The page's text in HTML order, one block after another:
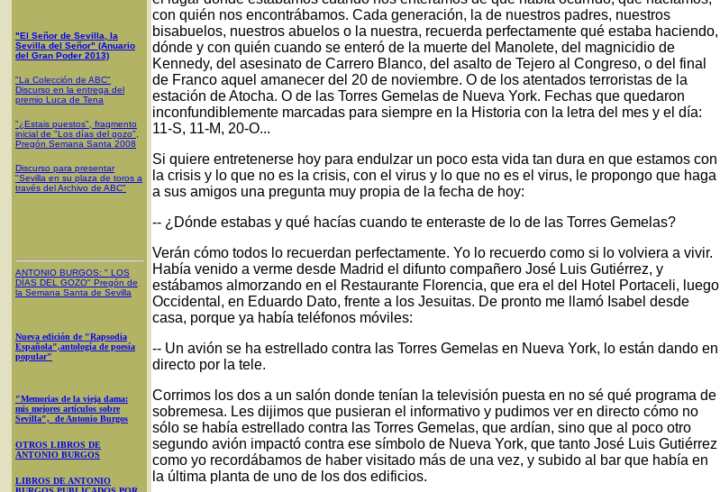
"El Señor de Sevilla, la
Sevilla del Señor" (Anuario
del Gran Poder 2013)
"La Colección de ABC"
Discurso en la entrega del
premio Luca de Tena
"¿Estais puestos", fragmento
inicial de "Los días del gozo",
Pregón Semana Santa 2008
Discurso para presentar
"Sevilla en su plaza de toros a
través del Archivo de ABC"
ANTONIO BURGOS: " LOS
DÍAS DEL GOZO" Pregón de
la Semana Santa de Sevilla
Nueva edición de "Rapsodia
Española",antología de poesía
popular"
"Memorias de la vieja dama:
mis mejores artículos sobre
Sevilla", de Antonio Burgos
OTROS LIBROS DE
ANTONIO BURGOS
LIBROS DE ANTONIO
con quién nos encontrábamos. Cada generación, la de nuestros padres, nuestros
bisabuelos, nuestros abuelos o la nuestra, recuerda perfectamente qué estaba haciendo,
dónde y con quién cuando se enteró de la muerte del Manolete, del magnicidio de
Kennedy, del asesinato de Carrero Blanco, del asalto de Tejero al Congreso, o del final
de Franco aquel amanecer del 20 de noviembre. O de los atentados terroristas de la
estación de Atocha. O de las Torres Gemelas de Nueva York. Fechas que quedaron
inconfundiblemente marcadas para siempre en la Historia con la letra del mes y el día:
11-S, 11-M, 20-O...
Si quiere entretenerse hoy para endulzar un poco esta vida tan dura en que estamos con
la crisis y lo que no es la crisis, con el virus y lo que no es el virus, le propongo que haga
a sus amigos una pregunta muy propia de la fecha de hoy:
-- ¿Dónde estabas y qué hacías cuando te enteraste de lo de las Torres Gemelas?
Verán cómo todos lo recuerdan perfectamente. Yo lo recuerdo como si lo volviera a vivir.
Había venido a verme desde Madrid el difunto compañero José Luis Gutiérrez, y
estábamos almorzando en el Restaurante Florencia, que era el del Hotel Portaceli, luego
Occidental, en Eduardo Dato, frente a los Jesuitas. De pronto me llamó Isabel desde
casa, porque ya había teléfonos móviles:
-- Un avión se ha estrellado contra las Torres Gemelas en Nueva York, lo están dando en
directo por la tele.
Corrimos los dos a un salón donde tenían la televisión puesta en no sé qué programa de
sobremesa. Les dijimos que pusieran el informativo y pudimos ver en directo cómo no
sólo se había estrellado contra las Torres Gemelas, que ardían, sino que al poco otro
segundo avión impactó contra ese símbolo de Nueva York, que tanto José Luis Gutiérrez
como yo recordábamos de haber visitado más de una vez, y subido al bar que había en
la última planta de uno de los dos edificios.